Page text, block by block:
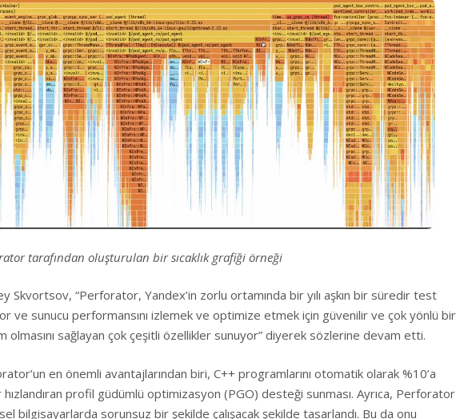
tarafından oluşturulan bir sıcaklık grafiği örneği
Skvortsov, “Perforator, Yandex’in zorlu ortamında bir yılı aşkın bir süredir test
ve sunucu performansını izlemek ve optimize etmek için güvenilir ve çok yönlü bir
olmasını sağlayan çok çeşitli özellikler sunuyor” diyerek sözlerine devam etti.
en önemli avantajlarından biri, C++ programlarını otomatik olarak %10’a
hızlandıran profil güdümlü optimizasyon (PGO) desteği sunması. Ayrıca, Perforator
bilgisayarlarda sorunsuz bir şekilde çalışacak şekilde tasarlandı. Bu da onu